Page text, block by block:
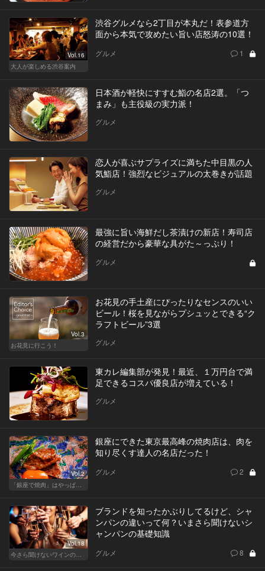
Vol.16
大人が楽しめる渋谷案内
渋谷グルメなら2丁目が本丸だ！表参道方
面から本気で攻めたい旨い店怒涛の10選！
グルメ 1
日本酒が軽快にすすむ鮨の名店2選。「つ
まみ」も主役級の実力派！
グルメ
恋人が喜ぶサプライズに満ちた中目黒の人
気鮨店！強烈なビジュアルの太巻きが話題
グルメ
最強に旨い海鮮だし茶漬けの新店！寿司店
の経営だから豪華な具がた～っぷり！
グルメ
Vol.3
お花見に行こう！
お花見の手土産にぴったりなセンスのいい
ビール！桜を見ながらプシュッとできる“ク
ラフトビール”3選
グルメ
東カレ編集部が発見！最近、１万円台で満
足できるコスパ優良店が増えている！
グルメ
Vol.2
銀座にできた東京最高峰の焼肉店は、肉を
知り尽くす達人の名店だった！
グルメ 2
Vol.18
ブランドを知ったかぶりしてるけど、シャ
ンパンの違いって何？いまさら聞けないシ
ャンパンの基礎知識
グルメ 8